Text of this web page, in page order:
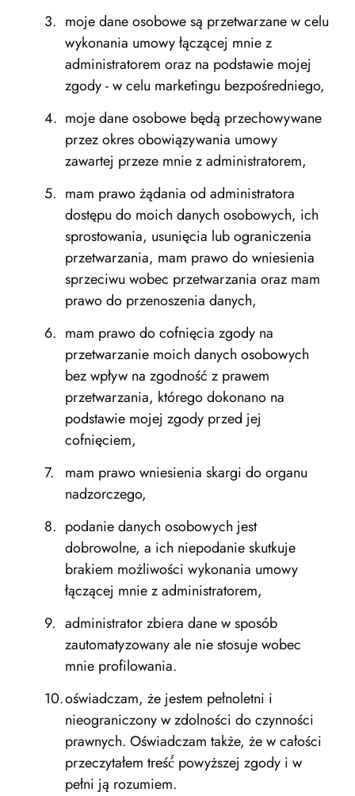
moje dane osobowe są przetwarzane w celu
wykonania umowy łączącej mnie z
administratorem oraz na podstawie mojej
zgody - w celu marketingu bezpośredniego,
moje dane osobowe będą przechowywane
przez okres obowiązywania umowy
zawartej przeze mnie z administratorem,
mam prawo żądania od administratora
dostępu do moich danych osobowych, ich
sprostowania, usunięcia lub ograniczenia
przetwarzania, mam prawo do wniesienia
sprzeciwu wobec przetwarzania oraz mam
prawo do przenoszenia danych,
mam prawo do cofnięcia zgody na
przetwarzanie moich danych osobowych
bez wpływ na zgodność z prawem
przetwarzania, którego dokonano na
podstawie mojej zgody przed jej
cofnięciem,
mam prawo wniesienia skargi do organu
nadzorczego,
podanie danych osobowych jest
dobrowolne, a ich niepodanie skutkuje
brakiem możliwości wykonania umowy
łączącej mnie z administratorem,
administrator zbiera dane w sposób
zautomatyzowany ale nie stosuje wobec
mnie profilowania.
oświadczam, że jestem pełnoletni i
nieograniczony w zdolności do czynności
prawnych. Oświadczam także, że w całości
przeczytałem treść́ powyższej zgody i w
pełni ją rozumiem.